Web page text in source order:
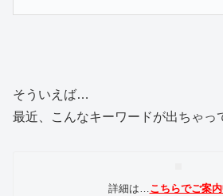
そういえば…
最近、こんなキーワードが出ちゃっ
詳細は… こちらでご案